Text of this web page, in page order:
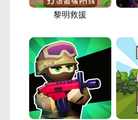
黎明救援